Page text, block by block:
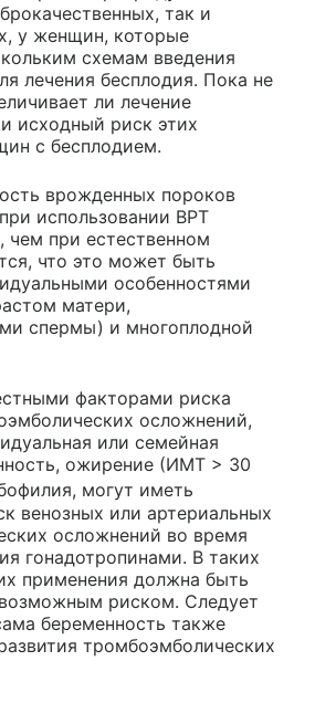
так и
у женщин, которые
схемам введения
лечения бесплодия. Пока не
ли лечение
исходный риск этих
с бесплодием.
врожденных пороков
использовании ВРТ
чем при естественном
что это может быть
особенностями
матери,
спермы) и многоплодной
факторами риска
осложнений,
или семейная
ожирение (ИМТ > 30
могут иметь
венозных или артериальных
осложнений во время
гонадотропинами. В таких
применения должна быть
риском. Следует
беременность также
тромбоэмболических